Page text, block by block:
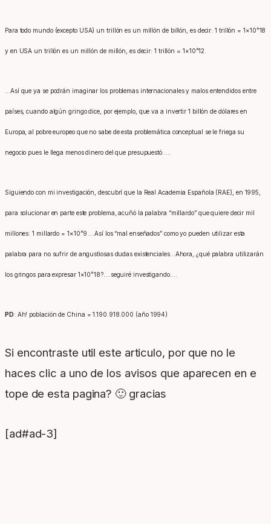
Para todo mundo (excepto USA) un trillón es un millón de billón, es decir: 1 trillón = 1×10^18
y en USA un trillón es un millón de millón, es decir: 1 trillón = 1×10^12.
…Así que ya se podrán imaginar los problemas internacionales y malos entendidos entre
países, cuando algún gringo dice, por ejemplo, que va a invertir 1 billón de dólares en
Europa, al pobre europeo que no sabe de esta problemática conceptual se le friega su
negocio pues le llega menos dinero del que presupuestó…..
Siguiendo con mi investigación, descubrí que la Real Academia Española (RAE), en 1995,
para solucionar en parte este problema, acuñó la palabra “millardo” que quiere decir mil
millones: 1 millardo = 1×10^9….Así los “mal enseñados” como yo pueden utilizar esta
palabra para no sufrir de angustiosas dudas existenciales…Ahora, ¿qué palabra utilizarán
los gringos para expresar 1×10^18?….seguiré investigando….
PD: Ah! población de China = 1.190.918.000 (año 1994)
Si encontraste util este articulo, por que no le
haces clic a uno de los avisos que aparecen en e
tope de esta pagina? 🙂 gracias
[ad#ad-3]